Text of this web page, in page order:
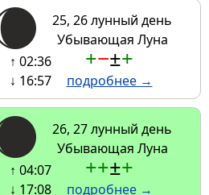
25, 26 лунный день
Убывающая Луна
↑ 02:36
↓ 16:57
+−±+
подробнее →
26, 27 лунный день
Убывающая Луна
↑ 04:07
↓ 17:08
++±+
подробнее →